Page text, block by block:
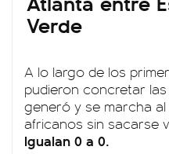
Verde
A lo largo de los
pudieron concretar
generó y se marcha
africanos sin sacarse
Igualan 0 a 0.